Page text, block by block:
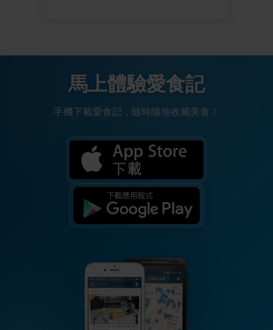
馬上體驗愛食記
手機下載愛食記，隨時隨地收藏美食！